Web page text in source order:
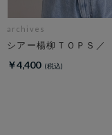
archives
シアー楊柳ＴＯＰＳ／
￥4,400